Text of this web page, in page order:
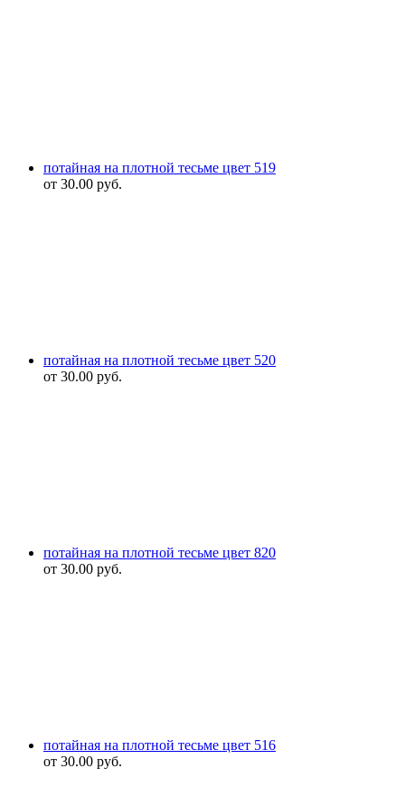
потайная на плотной тесьме цвет 519
от 30.00 руб.
потайная на плотной тесьме цвет 520
от 30.00 руб.
потайная на плотной тесьме цвет 820
от 30.00 руб.
потайная на плотной тесьме цвет 516
от 30.00 руб.